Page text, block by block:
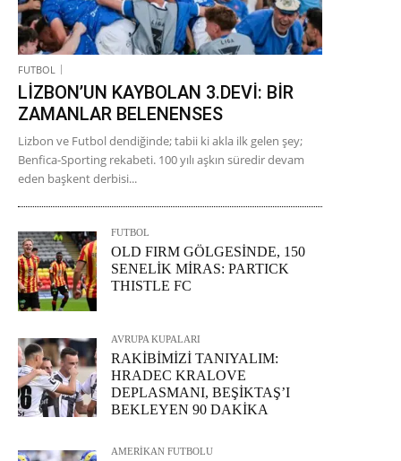
FUTBOL
LİZBON’UN KAYBOLAN 3.DEVİ: BİR
ZAMANLAR BELENENSES
Lizbon ve Futbol dendiğinde; tabii ki akla ilk gelen şey;
Benfica-Sporting rekabeti. 100 yılı aşkın süredir devam
eden başkent derbisi...
FUTBOL
OLD FIRM GÖLGESİNDE, 150
SENELİK MİRAS: PARTICK
THISTLE FC
AVRUPA KUPALARI
RAKİBİMİZİ TANIYALIM:
HRADEC KRALOVE
DEPLASMANI, BEŞİKTAŞ’I
BEKLEYEN 90 DAKİKA
AMERİKAN FUTBOLU